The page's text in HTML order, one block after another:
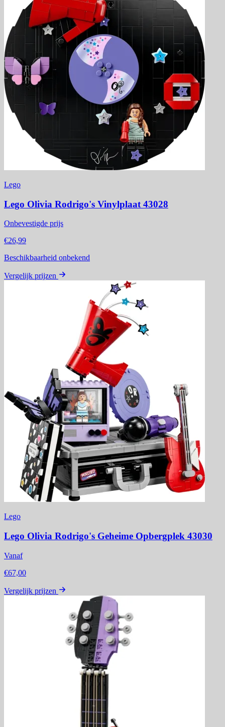
Lego
Lego Olivia Rodrigo's Vinylplaat 43028
Onbevestigde prijs
€26,99
Beschikbaarheid onbekend
Vergelijk prijzen
Lego
Lego Olivia Rodrigo's Geheime Opbergplek 43030
Vanaf
€67,00
Vergelijk prijzen